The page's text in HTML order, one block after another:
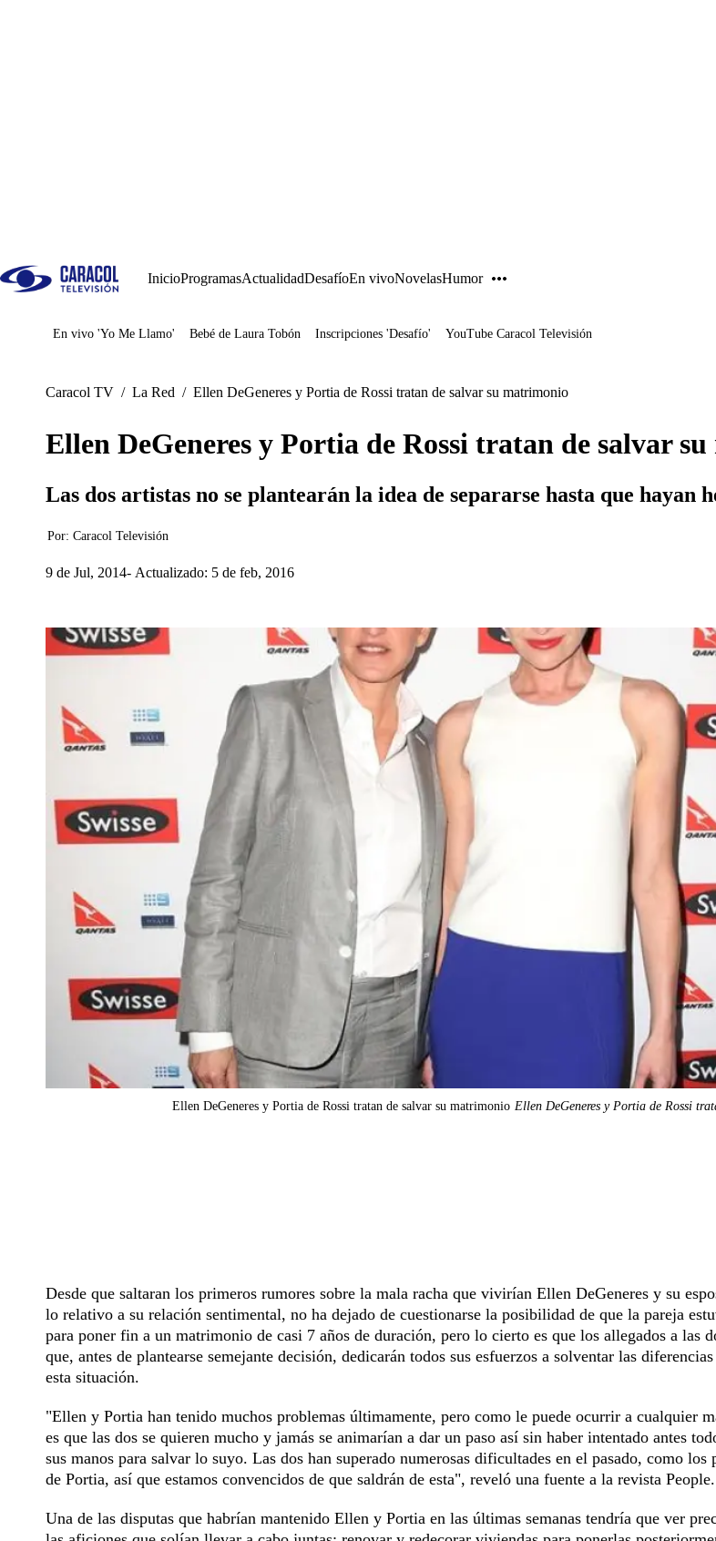
InicioProgramasActualidadDesafíoEn vivoNovelasHumor
Juegos
En vivo 'Yo Me Llamo' Bebé de Laura Tobón Inscripciones 'Desafío' YouTube Caracol Televisión
Caracol TV / La Red / Ellen DeGeneres y Portia de Rossi tratan de salvar su matrimonio
Ellen DeGeneres y Portia de Rossi tratan de salvar
Las dos artistas no se plantearán la idea de separarse hasta que hayan
Por: Caracol Televisión
9 de Jul, 2014 Actualizado: 5 de feb, 2016
Ellen DeGeneres y Portia de Rossi tratan de salvar su matrimonio Ellen DeGeneres y Portia de Rossi
Desde que saltaran los primeros rumores sobre la mala racha que vivirían Ellen DeGeneres y su
lo relativo a su relación sentimental, no ha dejado de cuestionarse la posibilidad de que la pareja
para poner fin a un matrimonio de casi 7 años de duración, pero lo cierto es que los allegados a las
que, antes de plantearse semejante decisión, dedicarán todos sus esfuerzos a solventar las
esta situación.
"Ellen y Portia han tenido muchos problemas últimamente, pero como le puede ocurrir a cualquier
es que las dos se quieren mucho y jamás se animarían a dar un paso así sin haber intentado antes
sus manos para salvar lo suyo. Las dos han superado numerosas dificultades en el pasado, como
de Portia, así que estamos convencidos de que saldrán de esta", reveló una fuente a la revista People.
Una de las disputas que habrían mantenido Ellen y Portia en las últimas semanas tendría que ver